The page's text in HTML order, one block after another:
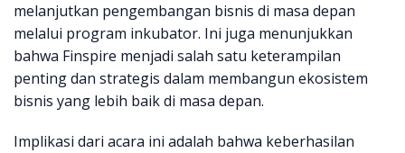
melanjutkan pengembangan bisnis di masa depan
melalui program inkubator. Ini juga menunjukkan
bahwa Finspire menjadi salah satu keterampilan
penting dan strategis dalam membangun ekosistem
bisnis yang lebih baik di masa depan.
Implikasi dari acara ini adalah bahwa keberhasilan